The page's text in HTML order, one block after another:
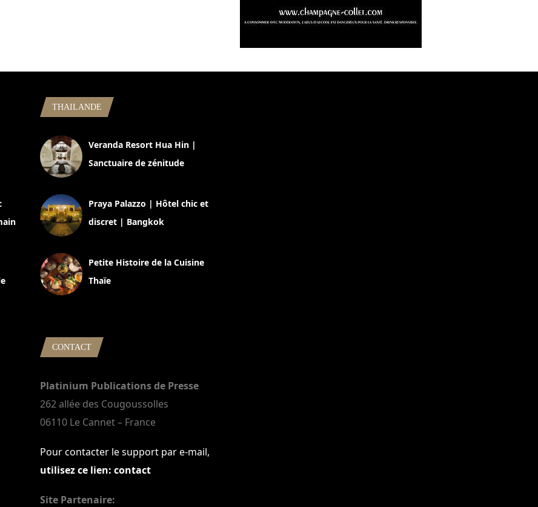
THAILANDE
Veranda Resort Hua Hin |
Sanctuaire de zénitude
Praya Palazzo | Hôtel chic et
discret | Bangkok
Petite Histoire de la Cuisine
Thaïe
CONTACT
Platinium Publications de Presse
262 allée des Cougoussolles
06110 Le Cannet – France
Pour contacter le support par e-mail,
utilisez ce lien: contact
Site Partenaire: